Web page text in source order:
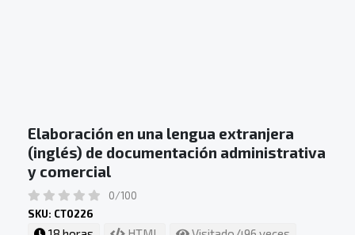
Elaboración en una lengua extranjera
(inglés) de documentación administrativa
y comercial
0/100
SKU: CT0226